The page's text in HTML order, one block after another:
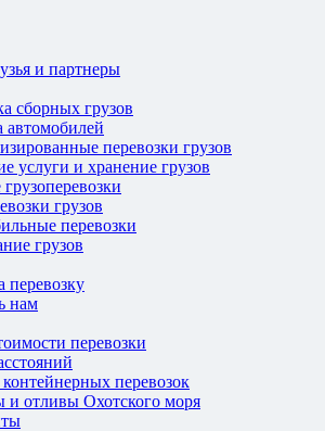
и партнеры
сборных грузов
автомобилей
перевозки грузов
услуги и хранение грузов
грузов
перевозки
грузов
перевозку
нам
перевозки
перевозок
отливы Охотского моря